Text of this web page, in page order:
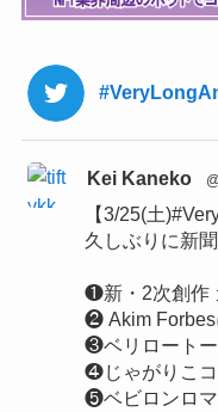
Kei Kaneko
【3/25(土
久しぶりに新
❶新・2次創作
❷ Akim Forbes
❸ベリロート
❹じゃがりこ
❺ベビロンロ